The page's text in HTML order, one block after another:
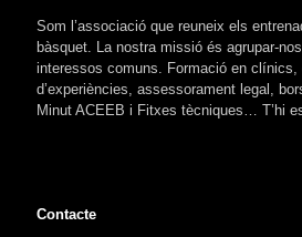
Som l’associació que reuneix els
bàsquet. La nostra missió és agrupar-
interessos comuns. Formació en clínics,
d’experiències, assessorament legal,
Minut ACEEB i Fitxes tècniques… T’hi
Contacte